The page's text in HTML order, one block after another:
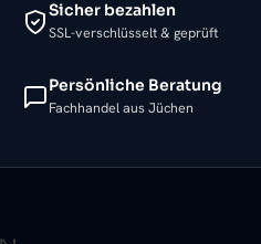
Sicher bezahlen
SSL-verschlüsselt & geprüft
Persönliche Beratung
Fachhandel aus Jüchen